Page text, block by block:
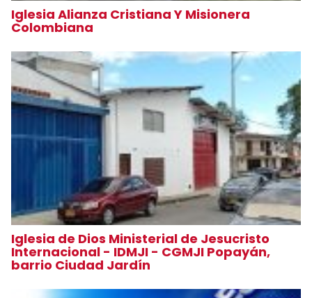
Iglesia Alianza Cristiana Y Misionera
Colombiana
Iglesia de Dios Ministerial de Jesucristo
Internacional - IDMJI - CGMJI Popayán,
barrio Ciudad Jardín